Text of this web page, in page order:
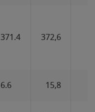
371.4 372,6
6.6 15,8